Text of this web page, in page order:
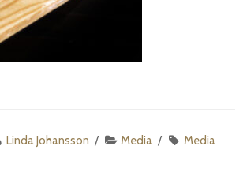
Linda Johansson Media Media